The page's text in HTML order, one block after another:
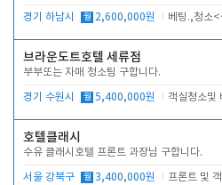
경기 하남시 월 2,600,000원
브라운도트호텔 세류점
부부또는 자매 청소팀 구합니다.
경기 수원시 월 5,400,000원 객실청소및
호텔클래시
수유 클래시호텔 프론트 과장님 구합니다.
서울 강북구 월 3,400,000원 프론트 및